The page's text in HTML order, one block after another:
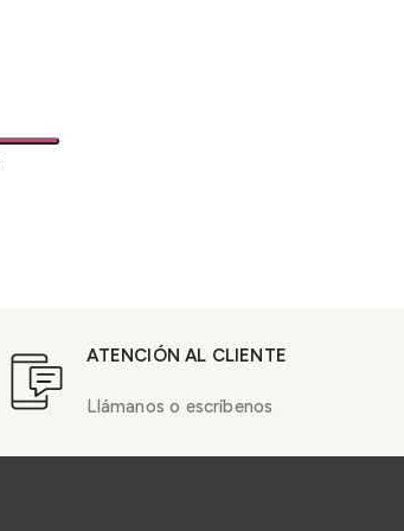
ATENCIÓN AL CLIENTE
Llámanos o escríbenos